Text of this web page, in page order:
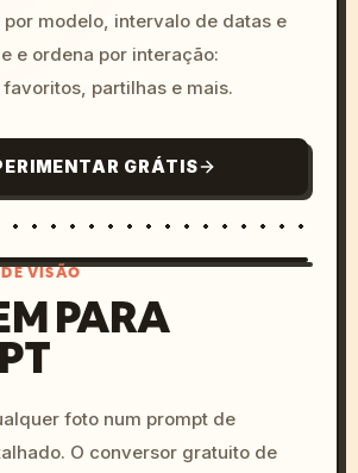
por modelo, intervalo de datas e
e ordena por interação:
partilhas e mais.
GRÁTIS
colors, 8k --v 6.0
VISÃO
PARA
foto num prompt de
O conversor gratuito de